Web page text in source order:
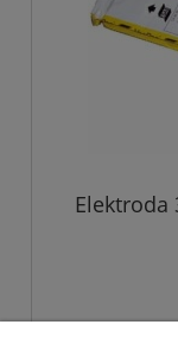
Elektroda